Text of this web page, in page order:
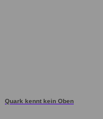
Quark kennt kein Oben